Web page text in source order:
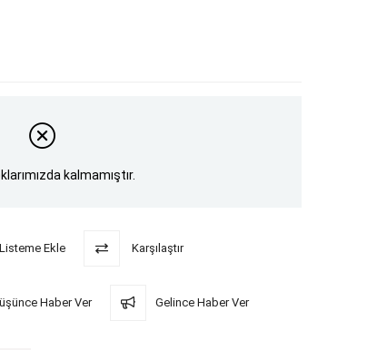
kalmamıştır.
Ekle Karşılaştır
Haber Ver Gelince Haber Ver